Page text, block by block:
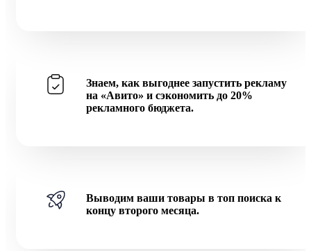
Знаем, как выгоднее запустить рекламу
на «Авито» и сэкономить до 20%
рекламного бюджета.
Выводим ваши товары в топ поиска к
концу второго месяца.